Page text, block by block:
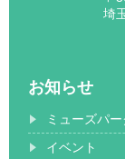
埼
お知らせ
ミューズパ
イベント